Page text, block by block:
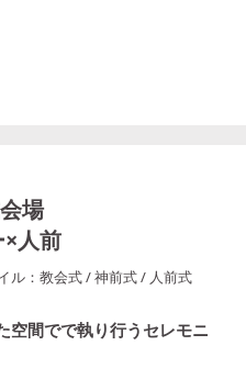
場
×人前
ル： 教会式/神前式/ 人前式
空間でで執り行うセレモニ